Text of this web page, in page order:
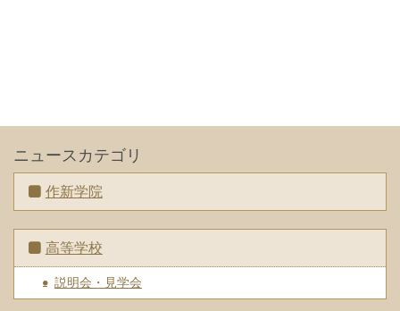
ニュースカテゴリ
作新学院
高等学校
説明会・見学会